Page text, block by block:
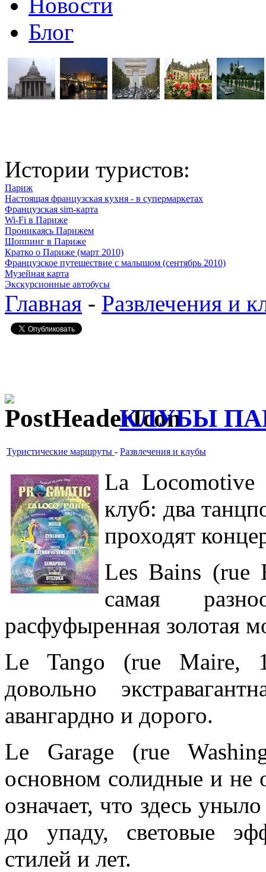
Блог
Истории туристов:
Париж
Настоящая французская кухня - в супермаркетах
Французская sim-карта
Wi-Fi в Париже
Проникаясь Парижем
Шоппинг в Париже
Кратко о Париже (март 2010)
Французское путешествие с малышом (сентябрь 2010)
Музейная карта
Экскурсионные автобусы
Главная - Развлечения и
КЛУБЫ
Туристические маршруты - Развлечения и клубы
La
клуб: два
проходят
Les Bains (rue
самая
расфуфыренная золотая
Le Tango (rue Maire,
довольно
авангардно и дорого.
Le Garage (rue
основном солидные и не
означает, что здесь
до упаду, световые
стилей и лет.